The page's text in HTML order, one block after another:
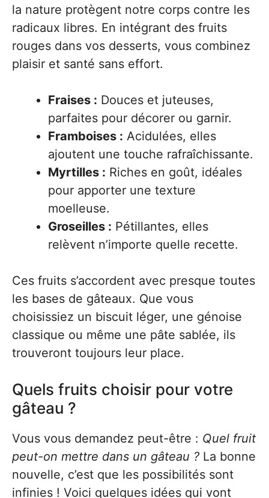
la nature protègent notre corps contre les
radicaux libres. En intégrant des fruits
rouges dans vos desserts, vous combinez
plaisir et santé sans effort.
Fraises : Douces et juteuses,
parfaites pour décorer ou garnir.
Framboises : Acidulées, elles
ajoutent une touche rafraîchissante.
Myrtilles : Riches en goût, idéales
pour apporter une texture
moelleuse.
Groseilles : Pétillantes, elles
relèvent n’importe quelle recette.
Ces fruits s’accordent avec presque toutes
les bases de gâteaux. Que vous
choisissiez un biscuit léger, une génoise
classique ou même une pâte sablée, ils
trouveront toujours leur place.
Quels fruits choisir pour votre
gâteau ?
Vous vous demandez peut-être : Quel fruit
peut-on mettre dans un gâteau ? La bonne
nouvelle, c’est que les possibilités sont
infinies ! Voici quelques idées qui vont